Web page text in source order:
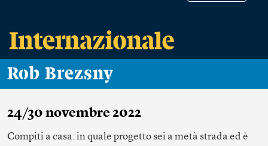
Rob Brezsny
24/30 novembre 2022
Compiti a casa: in quale progetto sei a metà strada ed è